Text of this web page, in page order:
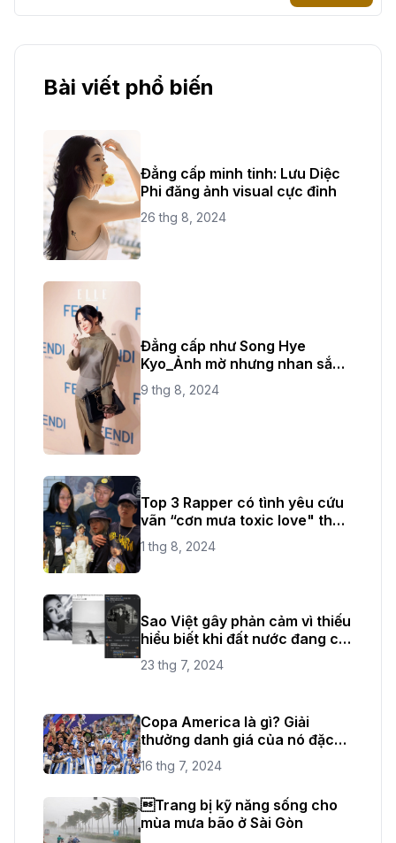
Bài viết phổ biến
Đẳng cấp minh tinh: Lưu Diệc
Phi đăng ảnh visual cực đỉnh
26 thg 8, 2024
Đẳng cấp như Song Hye
Kyo_Ảnh mờ nhưng nhan sắc
không bao giờ mờ
9 thg 8, 2024
Top 3 Rapper có tình yêu cứu
vãn “cơn mưa toxic love" thời
gian vừa qua
1 thg 8, 2024
Sao Việt gây phản cảm vì thiếu
hiểu biết khi đất nước đang có
quốc tang
23 thg 7, 2024
Copa America là gì? Giải
thưởng danh giá của nó đặc
biệt như thế nào?
16 thg 7, 2024
Trang bị kỹ năng sống cho
mùa mưa bão ở Sài Gòn